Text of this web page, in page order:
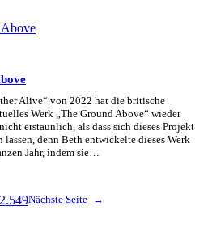
Alive“ von 2022 hat die britische
Werk „The Ground Above“ wieder
erstaunlich, als dass sich dieses Projekt
denn Beth entwickelte dieses Werk
Jahr, indem sie…
2.549Nächste Seite →